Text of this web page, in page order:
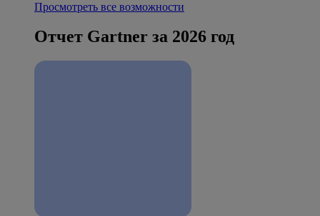
Просмотреть все возможности
Отчет Gartner за 2026 год